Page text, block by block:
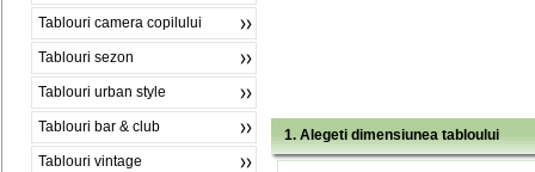
Tablouri camera copilului
Tablouri sezon
Tablouri urban style
Tablouri bar & club
Tablouri vintage
1. Alegeti dimensiunea tabloului